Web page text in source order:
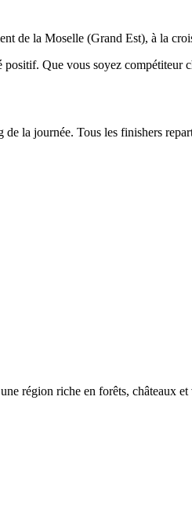
de la Moselle (Grand Est), à la
Que vous soyez
la journée. Tous les finishers
région riche en forêts, châteaux